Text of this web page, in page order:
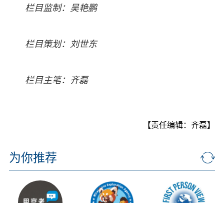
栏目监制：吴艳鹏
栏目策划：刘世东
栏目主笔：齐磊
【责任编辑：齐磊】
为你推荐